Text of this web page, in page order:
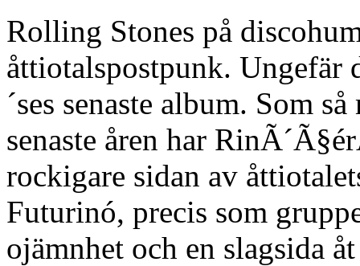
Rolling Stones på
åttiotalspostpunk. Ungefär
´ses senaste album. Som
senaste åren har
rockigare sidan av
Futurinó, precis som
ojämnhet och en slagsida